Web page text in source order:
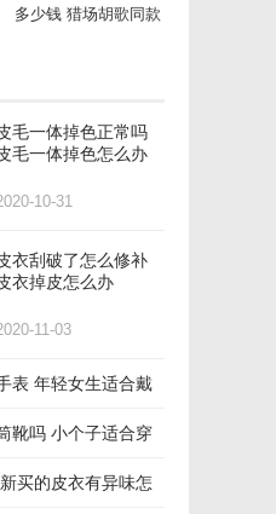
多少钱 猎场胡歌同款
毛一体掉色正常吗
毛一体掉色怎么办
10-31
衣刮破了怎么修补
衣掉皮怎么办
11-03
表 年轻女生适合戴
靴吗 小个子适合穿
买的皮衣有异味怎